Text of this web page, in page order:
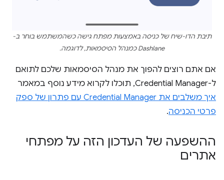
תיבת הדו-שיח של כניסה באמצעות מפתח גישה כשהמשתמש בוחר ב-
Dashlane כמנהל הסיסמאות, לדוגמה.
אם אתם רוצים להפוך את מנהל הסיסמאות שלכם לתואם
ל-Credential Manager, תוכלו לקרוא מידע נוסף במאמר
איך משלבים את Credential Manager עם פתרון של ספק
פרטי הכניסה.
ההשפעה של העדכון הזה על מפתחי
אתרים